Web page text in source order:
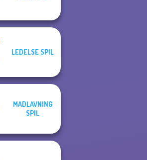
LEDELSE SPIL
MADLAVNING
SPIL